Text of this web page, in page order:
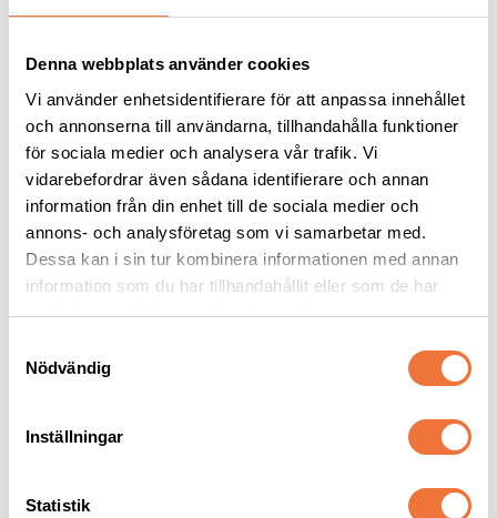
Denna webbplats använder cookies
Vi använder enhetsidentifierare för att anpassa innehållet
och annonserna till användarna, tillhandahålla funktioner
för sociala medier och analysera vår trafik. Vi
vidarebefordrar även sådana identifierare och annan
information från din enhet till de sociala medier och
annons- och analysföretag som vi samarbetar med.
Dessa kan i sin tur kombinera informationen med annan
information som du har tillhandahållit eller som de har
samlat in när du har använt deras tjänster.
Nödvändig
Inställningar
Statistik
Chris Christensen Ionic
Borste med
koppar/vildsvinsborst -
large
Ger glans och motverkar statisk elektricitet
Artero Nova Nature
Collection Borste
koppar/vildsvinsborst
Ger glans, antistateffekt